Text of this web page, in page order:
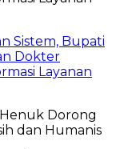
Sistem, Bupati
Dokter
Layanan